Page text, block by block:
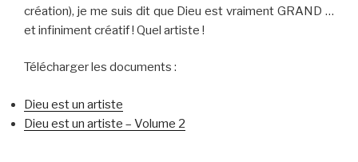
création), je me suis dit que Dieu est vraiment GRAND …
et infiniment créatif ! Quel artiste !
Télécharger les documents :
Dieu est un artiste
Dieu est un artiste – Volume 2